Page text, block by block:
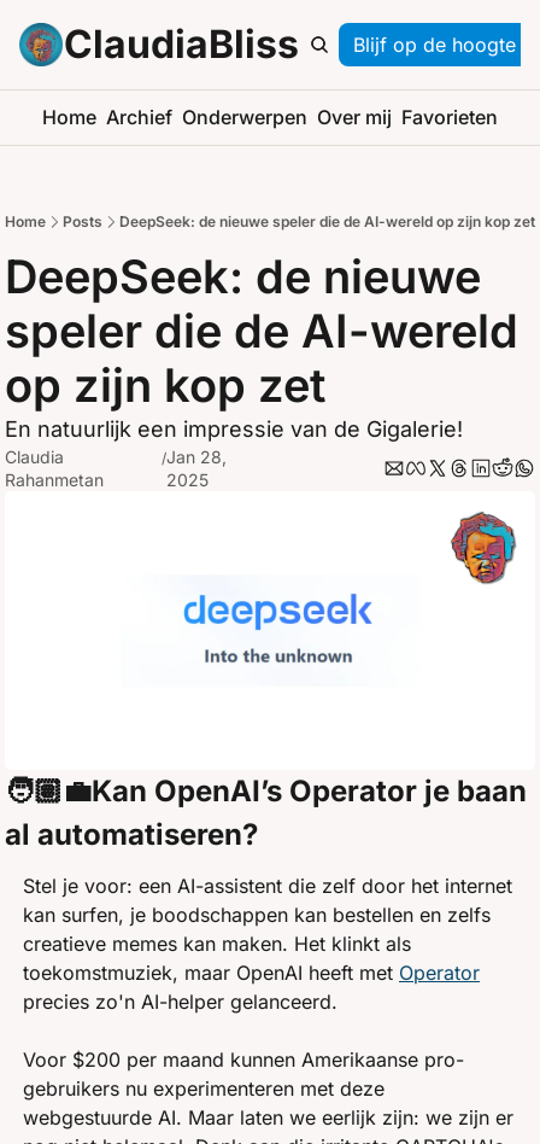
ClaudiaBliss Blijf op de hoogte
Home Archief Onderwerpen Over mij Favorieten
Home Posts DeepSeek: de nieuwe speler die de AI-wereld op zijn kop zet
DeepSeek: de nieuwe
speler die de AI-wereld
op zijn kop zet
En natuurlijk een impressie van de Gigalerie!
Claudia
Rahanmetan
/Jan 28,
2025
🧑🏽‍💼Kan OpenAI’s Operator je baan
al automatiseren?
Stel je voor: een AI-assistent die zelf door het internet
kan surfen, je boodschappen kan bestellen en zelfs
creatieve memes kan maken. Het klinkt als
toekomstmuziek, maar OpenAI heeft met Operator
precies zo'n AI-helper gelanceerd.
Voor $200 per maand kunnen Amerikaanse pro-
gebruikers nu experimenteren met deze
webgestuurde AI. Maar laten we eerlijk zijn: we zijn er